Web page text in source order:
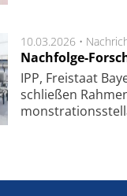
10.03.2026 •
Nachfolge-
IPP, Frei­staat
schließen